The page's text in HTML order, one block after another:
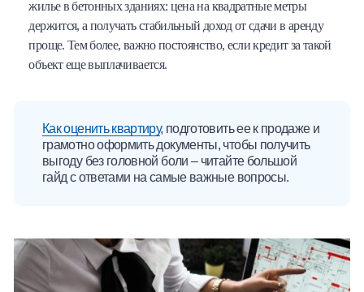
жилье в бетонных зданиях: цена на квадратные метры
держится, а получать стабильный доход от сдачи в аренду
проще. Тем более, важно постоянство, если кредит за такой
объект еще выплачивается.
Как оценить квартиру, подготовить ее к продаже и
грамотно оформить документы, чтобы получить
выгоду без головной боли – читайте большой
гайд с ответами на самые важные вопросы.